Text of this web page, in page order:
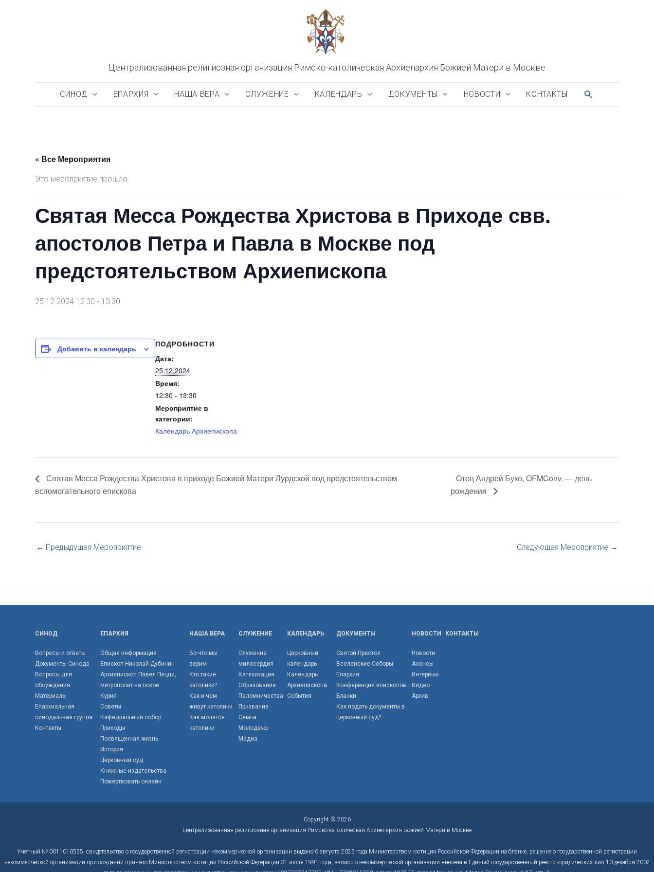
Централизованная религиозная организация Римско-католическая Архиепархия Божией Матери в Москве
СИНОД ЕПАРХИЯ НАША ВЕРА СЛУЖЕНИЕ КАЛЕНДАРЬ ДОКУМЕНТЫ НОВОСТИ КОНТАКТЫ ПОИСК
« Все Мероприятия
Это мероприятие прошло.
Святая Месса Рождества Христова в Приходе свв.
апостолов Петра и Павла в Москве под
предстоятельством Архиепископа
25.12.2024 12:30 - 13:30
Добавить в календарь
ПОДРОБНОСТИ
Дата:
25.12.2024
Время:
12:30 - 13:30
Мероприятие в
категории:
Календарь Архиепископа
Святая Месса Рождества Христова в приходе Божией Матери Лурдской под предстоятельством
вспомогательного епископа
Отец Андрей Буко, OFMConv. — день
рождения
← Предыдущая Мероприятие Следующая Мероприятие →
СИНОД
Вопросы и ответы
Документы Синода
Вопросы для
обсуждения
Материалы
Епархиальная
синодальная группа
Контакты
ЕПАРХИЯ
Общая информация
Епископ Николай Дубинин
Архиепископ Павел Пецци,
митрополит на покое
Курия
Советы
Кафедральный собор
Приходы
Посвященная жизнь
История
Церковный суд
Книжные издательства
Пожертвовать онлайн
НАША ВЕРА
Во что мы
верим
Кто такие
католики?
Как и чем
живут католики
Как молятся
католики
СЛУЖЕНИЕ
Служение
милосердия
Катехизация
Образование
Паломничества
Призвание
Семья
Молодежь
Медиа
КАЛЕНДАРЬ
Церковный
календарь
Календарь
Архиепископа
События
ДОКУМЕНТЫ
Святой Престол
Вселенские Соборы
Епархия
Конференция епископов
Бланки
Как подать документы в
церковный суд?
НОВОСТИ
Новости
Анонсы
Интервью
Видео
Архив
КОНТАКТЫ
Copyright © 2026
Централизованная религиозная организация Римско-католическая Архиепархия Божией Матери в Москве
Учетный № 0011010555, свидетельство о государственной регистрации некоммерческой организации выдано 6 августа 2025 года Министерством юстиции Российской Федерации на бланке, решение о государственной регистрации
некоммерческой организации при создании принято Министерством юстиции Российской Федерации 31 июля 1991 года, запись о некоммерческой организации внесена в Единый государственный реестр юридических лиц 10 декабря 2002